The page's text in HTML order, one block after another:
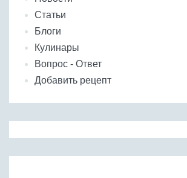
Статьи
Блоги
Кулинары
Вопрос - Ответ
Добавить рецепт